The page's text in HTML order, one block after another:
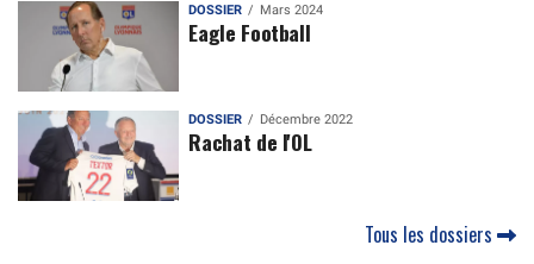
DOSSIER Mars 2024
Eagle Football
DOSSIER Décembre 2022
Rachat de l'OL
Tous les dossiers